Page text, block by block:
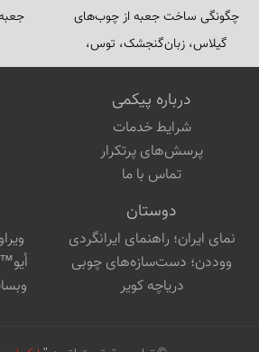
چگونگی ساخت جعبه از چوب‌های
گیلاس، زبان‌گنجشک، توس،
پاداوک و بلوط سفید
درباره پیکمی
شرایط خدمات
پرسش‌های پرتکرار
تماس با ما
دوستان
نمای ایران؛ راهنمای ایرانگردی
ووددن؛ دست‌سازه‌های چوبی
دریاچه کویر